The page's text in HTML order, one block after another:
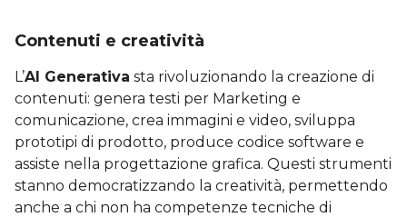
Contenuti e creatività
L’AI Generativa sta rivoluzionando la creazione di
contenuti: genera testi per Marketing e
comunicazione, crea immagini e video, sviluppa
prototipi di prodotto, produce codice software e
assiste nella progettazione grafica. Questi strumenti
stanno democratizzando la creatività, permettendo
anche a chi non ha competenze tecniche di